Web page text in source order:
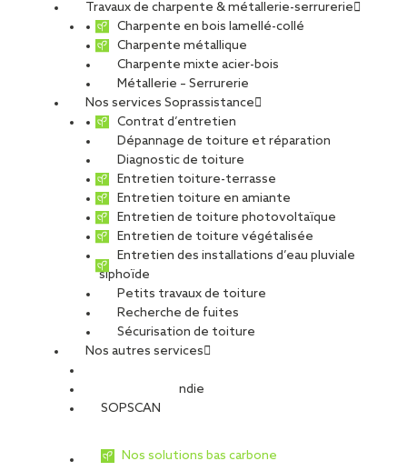
Travaux de charpente & métallerie-serrurerie
Charpente en bois lamellé-collé
Charpente métallique
Charpente mixte acier-bois
Métallerie – Serrurerie
Nos services Soprassistance
Contrat d’entretien
Dépannage de toiture et réparation
Diagnostic de toiture
Entretien toiture-terrasse
Entretien toiture en amiante
Entretien de toiture photovoltaïque
Entretien de toiture végétalisée
Entretien des installations d’eau pluviale
siphoïde
Petits travaux de toiture
Recherche de fuites
Sécurisation de toiture
Nos autres services
Sécurité Incendie
SOPSCAN
Nos solutions bas carbone